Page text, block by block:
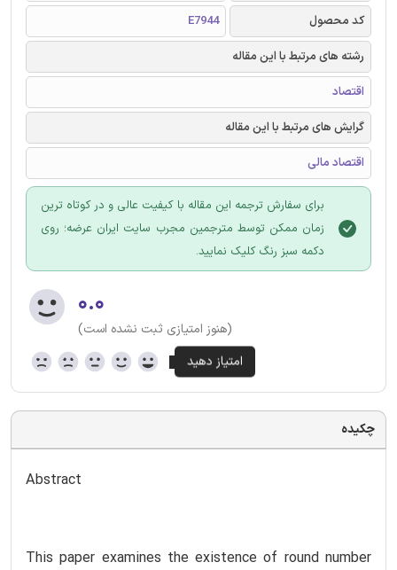
کد محصول
E7944
رشته های مرتبط با این مقاله
اقتصاد
گرایش های مرتبط با این مقاله
اقتصاد مالی
برای سفارش ترجمه این مقاله با کیفیت عالی و در کوتاه ترین
زمان ممکن توسط مترجمین مجرب سایت ایران عرضه؛ روی
دکمه سبز رنگ کلیک نمایید.
۰.۰
(هنوز امتیازی ثبت نشده است)
چکیده
Abstract
This paper examines the existence of round number